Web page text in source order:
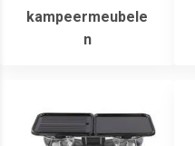
kampeermeubele
n